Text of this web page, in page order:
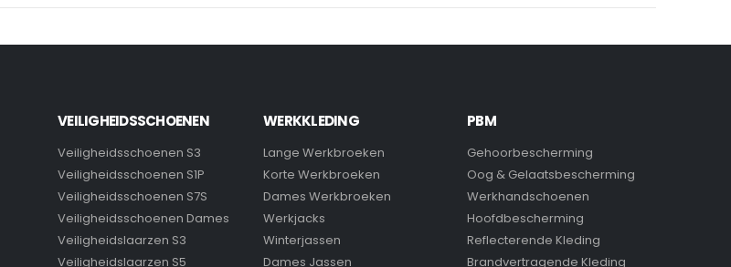
VEILIGHEIDSSCHOENEN
Veiligheidsschoenen S3
Veiligheidsschoenen S1P
Veiligheidsschoenen S7S
Veiligheidsschoenen Dames
Veiligheidslaarzen S3
Veiligheidslaarzen S5
WERKKLEDING
Lange Werkbroeken
Korte Werkbroeken
Dames Werkbroeken
Werkjacks
Winterjassen
Dames Jassen
PBM
Gehoorbescherming
Oog & Gelaatsbescherming
Werkhandschoenen
Hoofdbescherming
Reflecterende Kleding
Brandvertragende Kleding